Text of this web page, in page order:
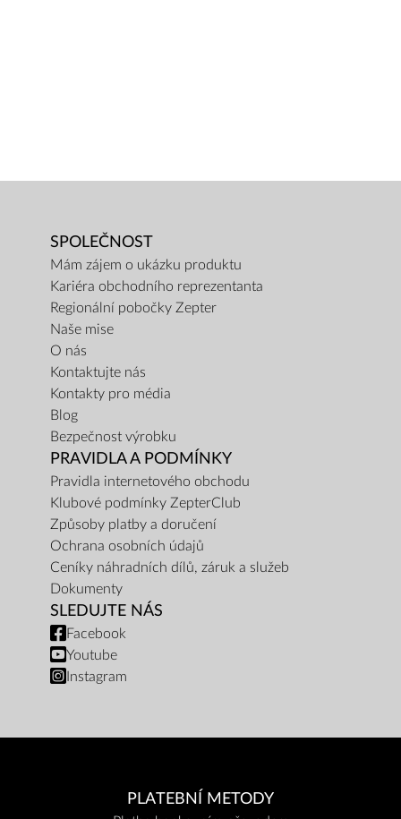
SPOLEČNOST
Mám zájem o ukázku produktu
Kariéra obchodního reprezentanta
Regionální pobočky Zepter
Naše mise
O nás
Kontaktujte nás
Kontakty pro média
Blog
Bezpečnost výrobku
PRAVIDLA A PODMÍNKY
Pravidla internetového obchodu
Klubové podmínky ZepterClub
Způsoby platby a doručení
Ochrana osobních údajů
Ceníky náhradních dílů, záruk a služeb
Dokumenty
SLEDUJTE NÁS
Facebook
Youtube
Instagram
PLATEBNÍ METODY